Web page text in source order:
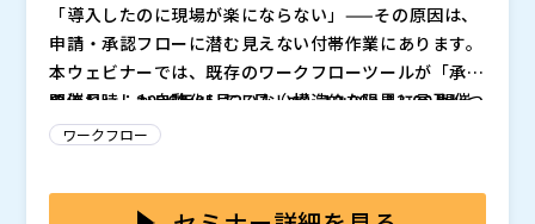
「導入したのに現場が楽にならない」——その原因は、
申請・承認フローに潜む見えない付帯作業にあります。
本ウェビナーでは、既存のワークフローツールが「承認
の流れ」しか自動化していない構造的な限界に言及しつ
つ、「探す・転記する・チェックする」といったAIで効
請・承認業務の効率化のイメージを掴みたい方はぜひご
開催日時：2026年05月27日（水）12:00～13:00 開催
場所：zoom（オンライン） 参加方法：お申し込みフォ
その他 ：本イベントの対象者様以外・同業他社様のお
りBtoBデジタルマーケティングを経験。 SEOやコンテ
ワークフロー